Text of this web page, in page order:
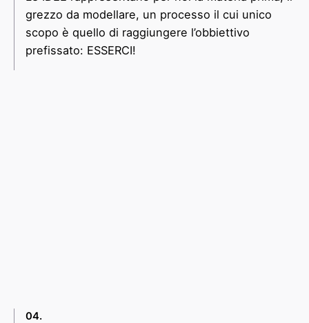
grezzo da modellare, un processo il cui unico
scopo è quello di raggiungere l’obbiettivo
prefissato: ESSERCI!
04.